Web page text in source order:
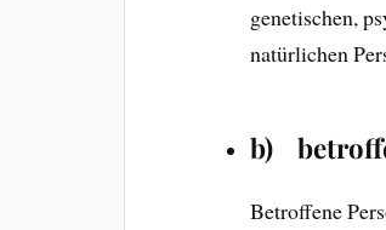
genetischen,
natürlichen
b)
Betroffene